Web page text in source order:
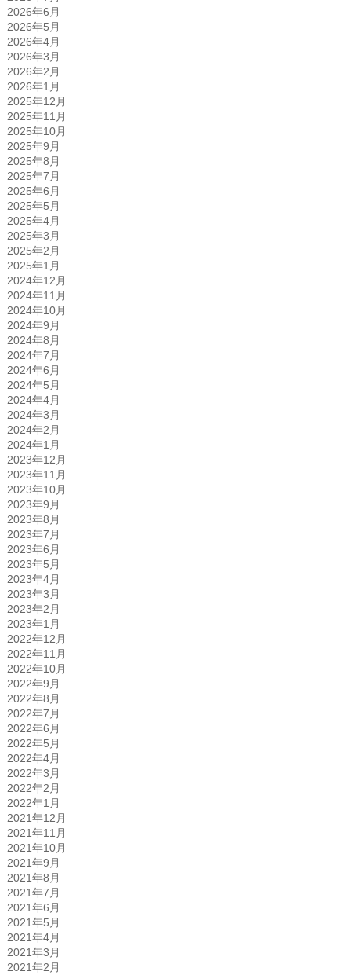
2026年6月
2026年5月
2026年4月
2026年3月
2026年2月
2026年1月
2025年12月
2025年11月
2025年10月
2025年9月
2025年8月
2025年7月
2025年6月
2025年5月
2025年4月
2025年3月
2025年2月
2025年1月
2024年12月
2024年11月
2024年10月
2024年9月
2024年8月
2024年7月
2024年6月
2024年5月
2024年4月
2024年3月
2024年2月
2024年1月
2023年12月
2023年11月
2023年10月
2023年9月
2023年8月
2023年7月
2023年6月
2023年5月
2023年4月
2023年3月
2023年2月
2023年1月
2022年12月
2022年11月
2022年10月
2022年9月
2022年8月
2022年7月
2022年6月
2022年5月
2022年4月
2022年3月
2022年2月
2022年1月
2021年12月
2021年11月
2021年10月
2021年9月
2021年8月
2021年7月
2021年6月
2021年5月
2021年4月
2021年3月
2021年2月